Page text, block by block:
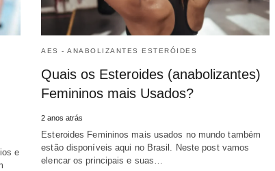
e
AES - ANABOLIZANTES ESTERÓIDES
Quais os Esteroides (anabolizantes)
Femininos mais Usados?
2 anos atrás
Esteroides Femininos mais usados no mundo também
estão disponíveis aqui no Brasil. Neste post vamos
elencar os principais e suas…